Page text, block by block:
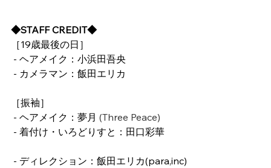
◆STAFF CREDIT◆
［19歳最後の日］
- ヘアメイク：小浜田吾央
- カメラマン：飯田エリカ
［振袖］
- ヘアメイク：夢月 (Three Peace)
- 着付け・いろどりすと：田口彩華
- ディレクション：飯田エリカ(para,inc)